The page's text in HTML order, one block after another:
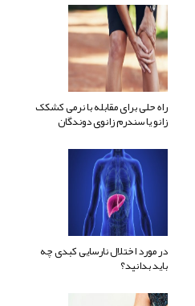
راه حلی برای مقابله با نرمی کشکک
زانو یا سندرم زانوی دوندگان
در مورد اختلال نارسایی کبدی چه
باید بدانید؟